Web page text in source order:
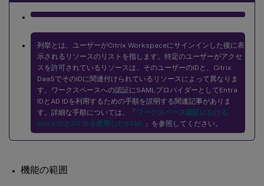
列挙とは、ユーザーがCitrix Workspaceにサインインした後に表
示されるリソースのリストを指します。特定のユーザーがアクセ
スを許可されているリソースは、そのユーザーのIDと、Citrix
DaaSでそのIDに関連付けられているリソースによって異なりま
す。ワークスペースへの認証にSAMLプロバイダーとしてEntra
IDとAD IDを利用するための手順を説明する関連記事がありま
す。詳細な手順については、「 ワークスペース認証における
Entra IDとAD IDを使用したSAML
」を参照してください。
機能の範囲